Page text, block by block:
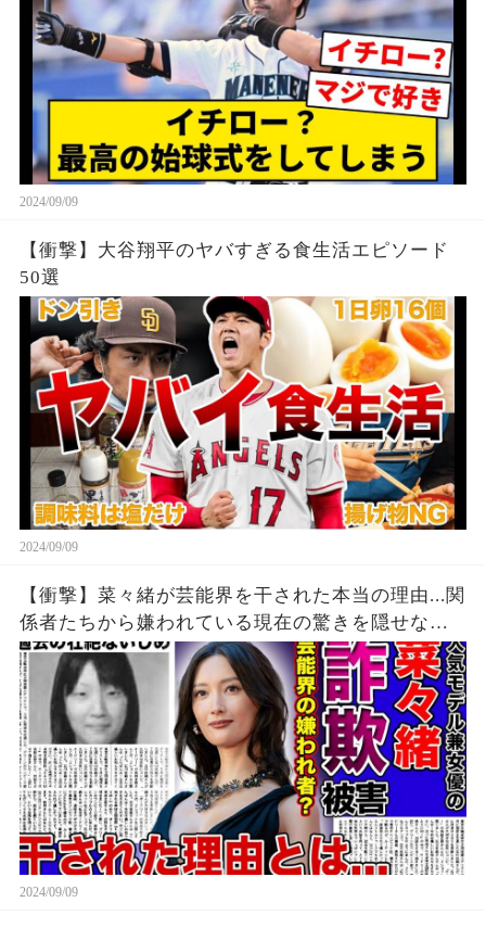
2024/09/09
【衝撃】大谷翔平のヤバすぎる食生活エピソード
50選
2024/09/09
【衝撃】菜々緒が芸能界を干された本当の理由...関
係者たちから嫌われている現在の驚きを隠せな
い！！詐欺被害にまで遭っている衝撃の現在...過去
の壮絶ないじめに一同驚愕！！
2024/09/09